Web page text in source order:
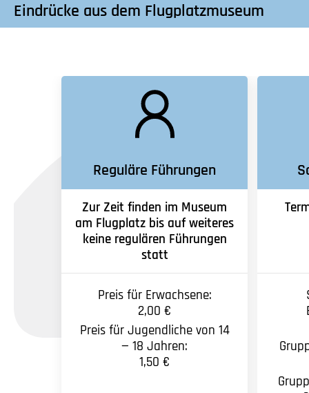
Eindrücke aus dem Flugplatzmuseum
Reguläre Führungen
Zur Zeit finden im Museum
am Flugplatz bis auf weiteres
keine regulären Führungen
statt
Preis für Erwachsene:
2,00 €
Preis für Jugendliche von 14
— 18 Jahren:
1,50 €